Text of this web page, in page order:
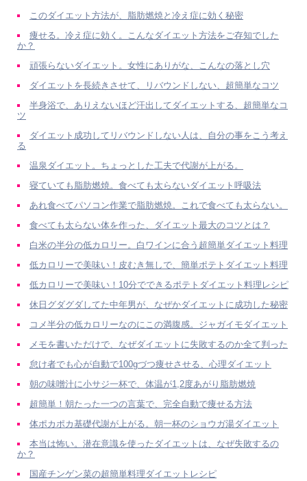
このダイエット方法が、脂肪燃焼と冷え症に効く秘密
痩せる。冷え症に効く。こんなダイエット方法をご存知でした
か？
頑張らないダイエット。女性にありがな、こんなの落とし穴
ダイエットを長続きさせて、リバウンドしない、超簡単なコツ
半身浴で、ありえないほど汗出してダイエットする、超簡単なコ
ツ
ダイエット成功してリバウンドしない人は、自分の事をこう考え
る
温泉ダイエット。ちょっとした工夫で代謝が上がる。
寝ていても脂肪燃焼。食べても太らないダイエット呼吸法
あれ食べてパソコン作業で脂肪燃焼。これで食べても太らない。
食べても太らない体を作った、ダイエット最大のコツとは？
白米の半分の低カロリー。白ワインに合う超簡単ダイエット料理
低カロリーで美味い！皮むき無しで、簡単ポテトダイエット料理
低カロリーで美味い！10分でできるポテトダイエット料理レシピ
休日グダグダしてた中年男が、なぜかダイエットに成功した秘密
コメ半分の低カロリーなのにこの満腹感。ジャガイモダイエット
メモを書いただけで、なぜダイエットに失敗するのか全て判った
怠け者でも心が自動で100gづつ痩せさせる、心理ダイエット
朝の味噌汁に小サジ一杯で、体温が1,2度あがり脂肪燃焼
超簡単！朝たった一つの言葉で、完全自動で痩せる方法
体ポカポカ基礎代謝が上がる。朝一杯のショウガ湯ダイエット
本当は怖い。潜在意識を使ったダイエットは、なぜ失敗するの
か？
国産チンゲン菜の超簡単料理ダイエットレシピ